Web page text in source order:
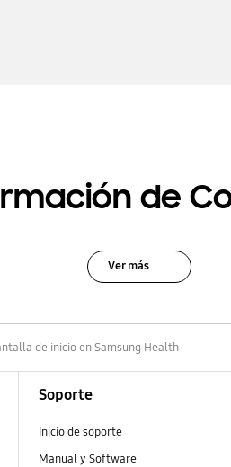
de
Ver más
de inicio en Samsung Health
Soporte
Inicio de soporte
Manual y Software